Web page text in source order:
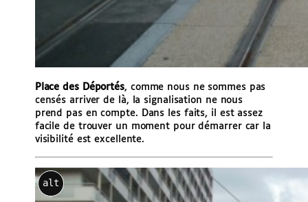
Place des Déportés, comme nous ne sommes pas
censés arriver de là, la signalisation ne nous
prend pas en compte. Dans les faits, il est assez
facile de trouver un moment pour démarrer car la
visibilité est excellente.
alt